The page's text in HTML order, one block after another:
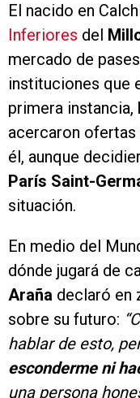
El nacido en
Inferiores del
mercado de
instituciones que
primera instancia,
acercaron
él, aunque
París Saint-
situación.
En medio del
dónde jugará de
Araña declaró en
sobre su futuro:
hablar de esto,
esconderme ni
una persona